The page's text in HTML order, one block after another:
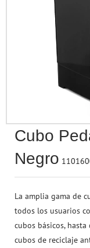
Aromaterapia
Terraza & Jardín
Papel Regalo
Cintas & Lazos
Juega a Ser Mayor
Juguetes
Figuritas &
Juegos de
Accesorios de
Protección contra
Esferas & Mapas
Otros Accesorios
Material de Escritorio
Cubo
Negro
La amplia gama de
todos los usuarios
cubos básicos,
cubos de reciclaje